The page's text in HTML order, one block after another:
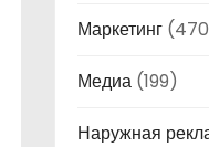
Маркетинг
Медиа (199)
Наружная